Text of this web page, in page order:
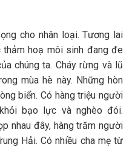
cho nhân loại. Tương lai
hoạ môi sinh đang đe
chúng ta. Cháy rừng và lũ
mùa hè này. Những hòn
biển. Có hàng triệu người
bạo lực và nghèo đói.
nhau đây, hàng trăm người
Hải. Có nhiều cha mẹ từ